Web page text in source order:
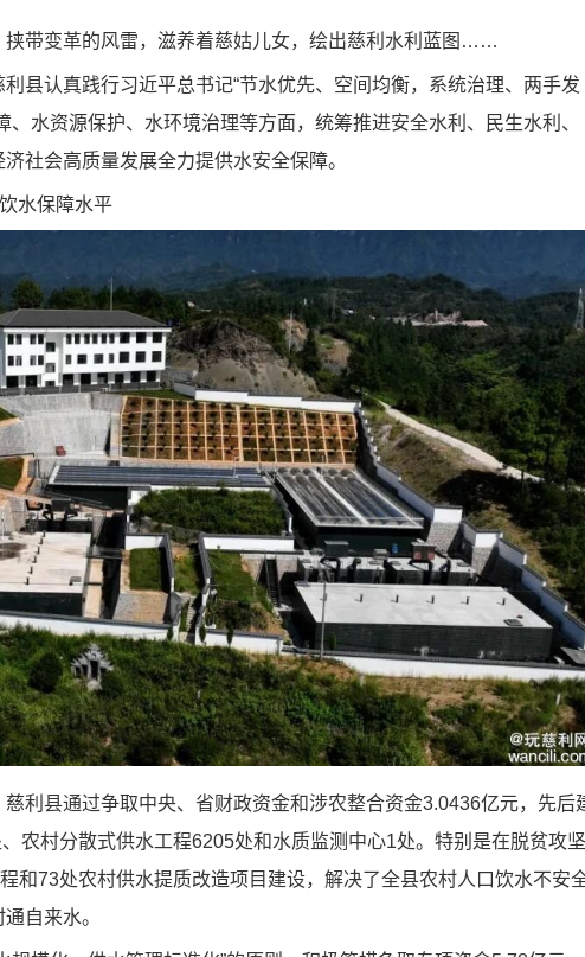
带变革的风雷，滋养着慈姑儿女，绘出慈利水利蓝图……
认真践行习近平总书记“节水优先、空间均衡，系统治理、两手发
水资源保护、水环境治理等方面，统筹推进安全水利、民生水利、
社会高质量发展全力提供水安全保障。
水保障水平
县通过争取中央、省财政资金和涉农整合资金3.0436亿元，先后
农村分散式供水工程6205处和水质监测中心1处。特别是在脱贫攻坚
和73处农村供水提质改造项目建设，解决了全县农村人口饮水不安
自来水。